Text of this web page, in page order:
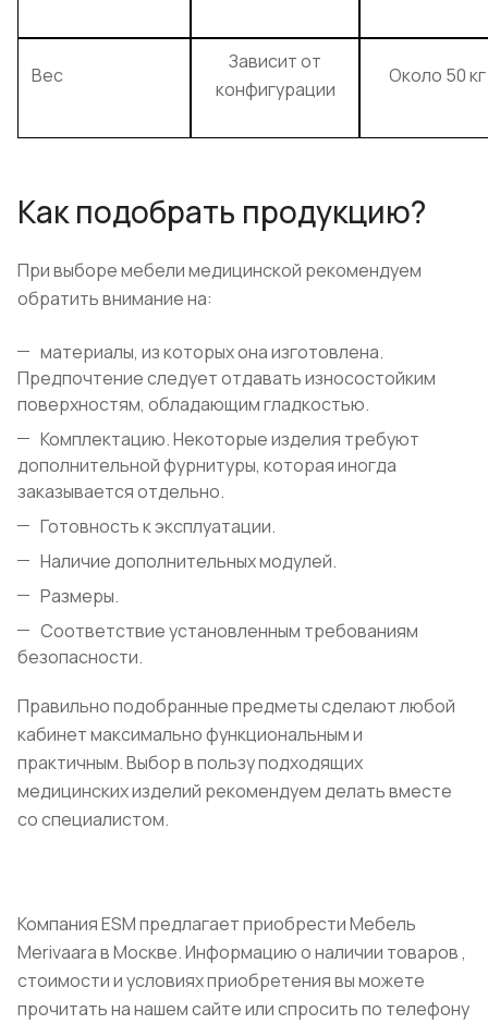
Вес
Зависит от
конфигурации
Около 50 кг
Как подобрать продукцию?
При выборе мебели медицинской рекомендуем
обратить внимание на:
материалы, из которых она изготовлена.
Предпочтение следует отдавать износостойким
поверхностям, обладающим гладкостью.
Комплектацию. Некоторые изделия требуют
дополнительной фурнитуры, которая иногда
заказывается отдельно.
Готовность к эксплуатации.
Наличие дополнительных модулей.
Размеры.
Соответствие установленным требованиям
безопасности.
Правильно подобранные предметы сделают любой
кабинет максимально функциональным и
практичным. Выбор в пользу подходящих
медицинских изделий рекомендуем делать вместе
со специалистом.
Компания ESM предлагает приобрести Мебель
Merivaara в Москве. Информацию о наличии товаров ,
стоимости и условиях приобретения вы можете
прочитать на нашем сайте или спросить по телефону